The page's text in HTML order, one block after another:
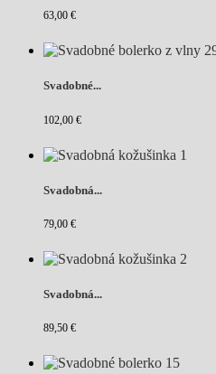
63,00 €
Svadobné...
102,00 €
Svadobná...
79,00 €
Svadobná...
89,50 €